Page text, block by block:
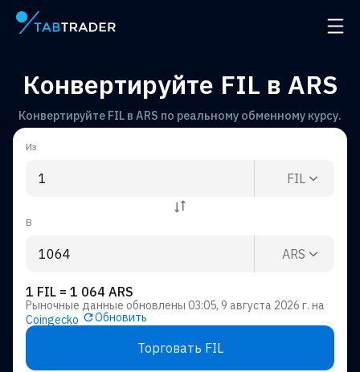
Главная страница
Конвертируйте FIL в ARS
Конвертируйте FIL в ARS по реальному обменному курсу.
Из
FIL
В
ARS
1 FIL = 1 064 ARS
Рыночные данные обновлены 03:05, 9 августа 2026 г. на
Coingecko
Обновить
Торговать FIL